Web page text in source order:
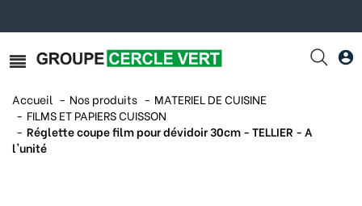
Accueil Nos produits
MATERIEL DE CUISINE
FILMS ET PAPIERS CUISSON
Réglette coupe film pour dévidoir 30cm - TELLIER - A
l'unité